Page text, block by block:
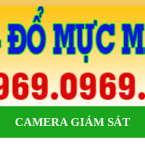
CAMERA GIÁM SÁT